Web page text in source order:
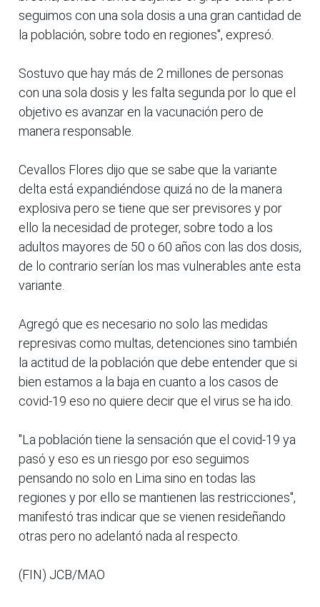
seguimos con una sola dosis a una gran cantidad de
la población, sobre todo en regiones", expresó.
Sostuvo que hay más de 2 millones de personas
con una sola dosis y les falta segunda por lo que el
objetivo es avanzar en la vacunación pero de
manera responsable.
Cevallos Flores dijo que se sabe que la variante
delta está expandiéndose quizá no de la manera
explosiva pero se tiene que ser previsores y por
ello la necesidad de proteger, sobre todo a los
adultos mayores de 50 o 60 años con las dos dosis,
de lo contrario serían los mas vulnerables ante esta
variante.
Agregó que es necesario no solo las medidas
represivas como multas, detenciones sino también
la actitud de la población que debe entender que si
bien estamos a la baja en cuanto a los casos de
covid-19 eso no quiere decir que el virus se ha ido.
"La población tiene la sensación que el covid-19 ya
pasó y eso es un riesgo por eso seguimos
pensando no solo en Lima sino en todas las
regiones y por ello se mantienen las restricciones",
manifestó tras indicar que se vienen resideñando
otras pero no adelantó nada al respecto.
(FIN) JCB/MAO